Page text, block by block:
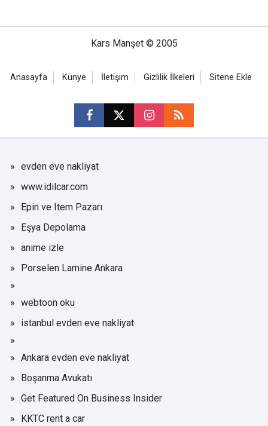
Kars Manşet © 2005
Anasayfa Künye İletişim Gizlilik İlkeleri Sitene Ekle
evden eve nakliyat
www.idilcar.com
Epin ve Item Pazarı
Eşya Depolama
anime izle
Porselen Lamine Ankara
webtoon oku
istanbul evden eve nakliyat
Ankara evden eve nakliyat
Boşanma Avukatı
Get Featured On Business Insider
KKTC rent a car